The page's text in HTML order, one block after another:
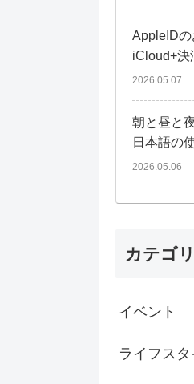
AppleIDの
iCloud+決
2026.05.07
朝と昼と
日本語の
2026.05.06
カテゴ
イベント
ライフス